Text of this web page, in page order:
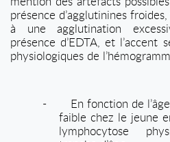
présence d’agglutinines
à une agglutination
présence d’EDTA, et l’accent
physiologiques de
-
En fonction de
faible chez le jeune
lymphocytose